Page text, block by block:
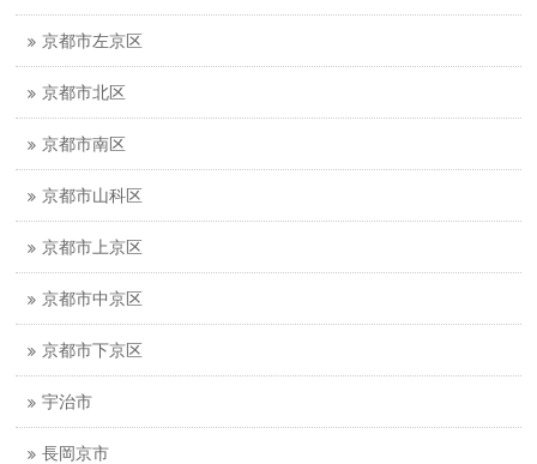
京都市左京区
京都市北区
京都市南区
京都市山科区
京都市上京区
京都市中京区
京都市下京区
宇治市
長岡京市